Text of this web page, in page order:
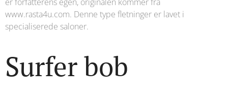
www.rasta4u.com. Denne type fletninger er lavet i
specialiserede saloner.
Surfer bob